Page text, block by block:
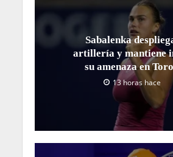
Sabalenka
artillería y mantiene
su amenaza en
13 horas hace